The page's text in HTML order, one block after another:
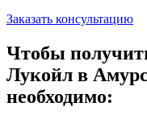
Заказать консультацию
Чтобы
Лукойл в
необходимо: